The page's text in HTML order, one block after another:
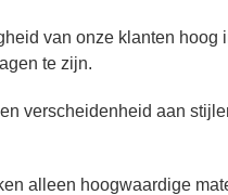
van onze klanten hoog
te zijn.
verscheidenheid aan
alleen hoogwaardige